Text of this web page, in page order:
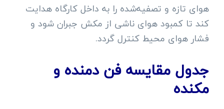
هوای تازه و تصفیه‌شده را به داخل کارگاه هدایت
کند تا کمبود هوای ناشی از مکش جبران شود و
فشار هوای محیط کنترل گردد.
جدول مقایسه فن دمنده و
مکنده